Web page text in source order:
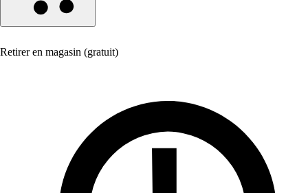
Retirer en magasin (gratuit)